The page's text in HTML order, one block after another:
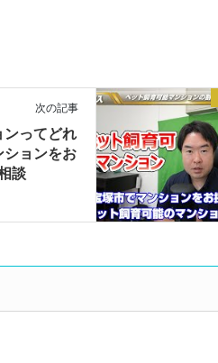
次の記事
ンってどれ
ションをお
談